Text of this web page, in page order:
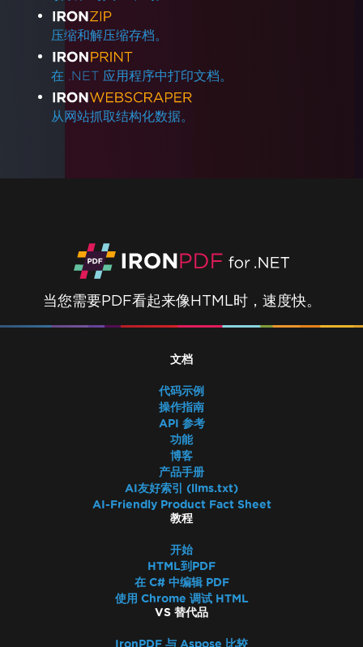
压缩和解压缩存档。
在 .NET 应用程序中打印文档。
从网站抓取结构化数据。
当您需要PDF看起来像HTML时，速度快。
文档
代码示例
操作指南
API 参考
功能
博客
产品手册
AI友好索引 (llms.txt)
AI-Friendly Product Fact Sheet
教程
开始
HTML到PDF
在 C# 中编辑 PDF
使用 Chrome 调试 HTML
VS 替代品
IronPDF 与 Aspose 比较